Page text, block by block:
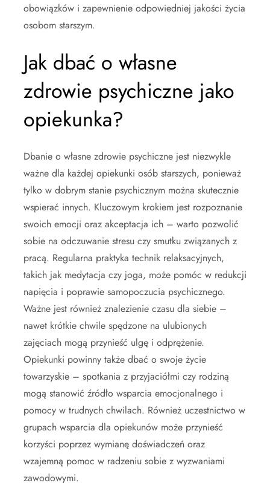
obowiązków i zapewnienie odpowiedniej jakości życia
osobom starszym.
Jak dbać o własne
zdrowie psychiczne jako
opiekunka?
Dbanie o własne zdrowie psychiczne jest niezwykle
ważne dla każdej opiekunki osób starszych, ponieważ
tylko w dobrym stanie psychicznym można skutecznie
wspierać innych. Kluczowym krokiem jest rozpoznanie
swoich emocji oraz akceptacja ich – warto pozwolić
sobie na odczuwanie stresu czy smutku związanych z
pracą. Regularna praktyka technik relaksacyjnych,
takich jak medytacja czy joga, może pomóc w redukcji
napięcia i poprawie samopoczucia psychicznego.
Ważne jest również znalezienie czasu dla siebie –
nawet krótkie chwile spędzone na ulubionych
zajęciach mogą przynieść ulgę i odprężenie.
Opiekunki powinny także dbać o swoje życie
towarzyskie – spotkania z przyjaciółmi czy rodziną
mogą stanowić źródło wsparcia emocjonalnego i
pomocy w trudnych chwilach. Również uczestnictwo w
grupach wsparcia dla opiekunów może przynieść
korzyści poprzez wymianę doświadczeń oraz
wzajemną pomoc w radzeniu sobie z wyzwaniami
zawodowymi.